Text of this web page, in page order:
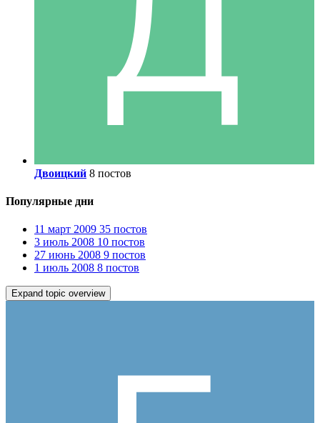
Двоицкий 8 постов
Популярные дни
11 март 2009 35 постов
3 июль 2008 10 постов
27 июнь 2008 9 постов
1 июль 2008 8 постов
Expand topic overview